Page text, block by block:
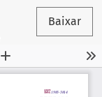
Baixar